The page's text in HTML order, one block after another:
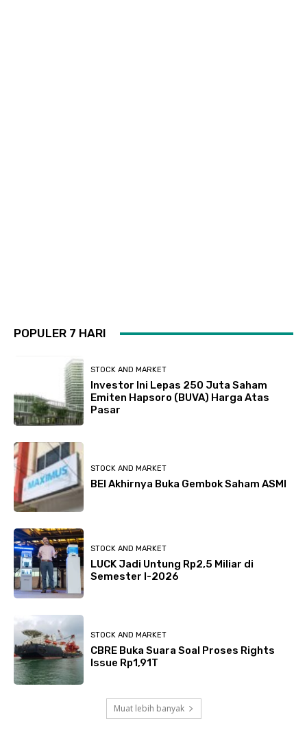
POPULER 7 HARI
STOCK AND MARKET
Investor Ini Lepas 250 Juta Saham
Emiten Hapsoro (BUVA) Harga Atas
Pasar
STOCK AND MARKET
BEI Akhirnya Buka Gembok Saham ASMI
STOCK AND MARKET
LUCK Jadi Untung Rp2,5 Miliar di
Semester I-2026
STOCK AND MARKET
CBRE Buka Suara Soal Proses Rights
Issue Rp1,91T
Muat lebih banyak